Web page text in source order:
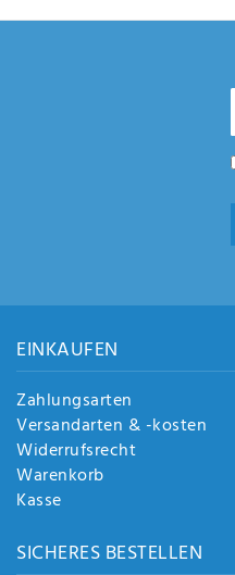
EINKAUFEN
Zahlungsarten
Versandarten & -kosten
Widerrufsrecht
Warenkorb
Kasse
SICHERES BESTELLEN